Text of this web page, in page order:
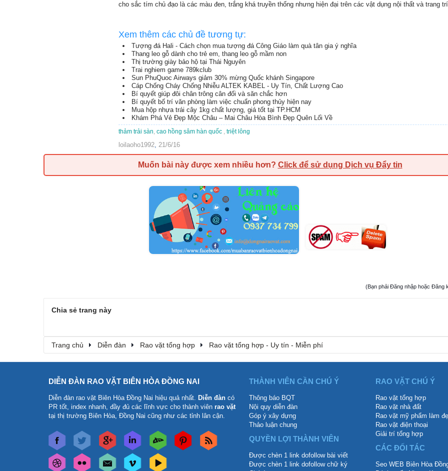
cho sắc tím chủ đạo là các màu đen, trắng khá truyền thống nhưng hiện đại trên các vật dụng nội thất và trang
Xem thêm các chủ đề tương tự:
Tượng đá Hali - Cách chọn mua tượng đá Công Giáo làm quà tân gia ý nghĩa
Thang leo gỗ dành cho trẻ em, thang leo gỗ mầm non
Thị trường giày bảo hộ tại Thái Nguyên
Trai nghiem game 789kclub
Sun PhuQuoc Airways giảm 30% mừng Quốc khánh Singapore
Cáp Chống Cháy Chống Nhiễu ALTEK KABEL - Uy Tín, Chất Lượng Cao
Bí quyết giúp đôi chân trông cân đối và săn chắc hơn
Bí quyết bố trí văn phòng làm việc chuẩn phong thủy hiện nay
Mua hộp nhựa trái cây 1kg chất lượng, giá tốt tại TP.HCM
Khám Phá Vẻ Đẹp Mộc Châu – Mai Châu Hòa Bình Đẹp Quên Lối Về
thảm trải sàn, cao hồng sâm hàn quốc , triệt lông
loilaoho1992, 21/6/16
Muốn bài này được xem nhiều hơn? Click để sử dụng Dịch vụ Đẩy tin
(Bạn phải Đăng nhập hoặc Đăng
Chia sẻ trang này
Trang chủ Diễn đàn Rao vặt tổng hợp Rao vặt tổng hợp - Uy tín - Miễn phí
DIỄN ĐÀN RAO VẶT BIÊN HÒA ĐỒNG NAI
Diễn đàn rao vặt Biên Hòa Đồng Nai hiệu quả nhất. Diễn đàn có
PR tốt, index nhanh, đầy đủ các lĩnh vực cho thành viên rao vặt
tại thị trường Biên Hòa, Đồng Nai cũng như các tỉnh lân cận.
THÀNH VIÊN CẦN CHÚ Ý
Thông báo BQT
Nội quy diễn đàn
Góp ý xây dựng
Thảo luận chung
QUYỀN LỢI THÀNH VIÊN
Được chèn 1 link dofollow bài viết
Được chèn 1 link dofollow chữ ký
RAO VẶT CHÚ Ý
Rao vặt tổng hợp
Rao vặt nhà đất
Rao vặt mỹ phẩm làm
Rao vặt điện thoại
Giải trí tổng hợp
CÁC ĐỐI TÁC
Seo WEB Biên Hòa